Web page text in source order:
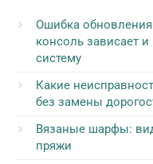
Ошибка
консоль зависает
систему
Какие
без замены
Вязаные шарфы:
пряжи